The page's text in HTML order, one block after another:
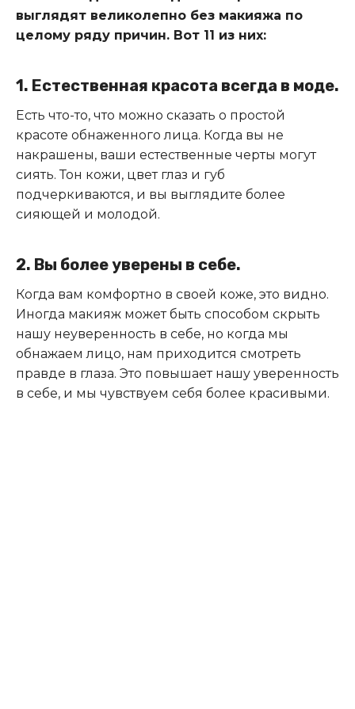
выглядят великолепно без макияжа по
целому ряду причин. Вот 11 из них:
1. Естественная красота всегда в моде.
Есть что-то, что можно сказать о простой
красоте обнаженного лица. Когда вы не
накрашены, ваши естественные черты могут
сиять. Тон кожи, цвет глаз и губ
подчеркиваются, и вы выглядите более
сияющей и молодой.
2. Вы более уверены в себе.
Когда вам комфортно в своей коже, это видно.
Иногда макияж может быть способом скрыть
нашу неуверенность в себе, но когда мы
обнажаем лицо, нам приходится смотреть
правде в глаза. Это повышает нашу уверенность
в себе, и мы чувствуем себя более красивыми.